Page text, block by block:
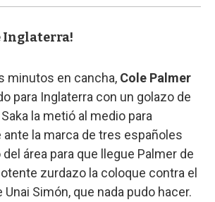
Inglaterra!
minutos en cancha, Cole Palmer
para Inglaterra con un golazo de
la metió al medio para
ante la marca de tres españoles
área para que llegue Palmer de
zurdazo la coloque contra el
Simón, que nada pudo hacer.